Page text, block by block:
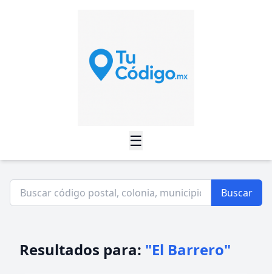
☰
Buscar
Resultados para: "El Barrero"